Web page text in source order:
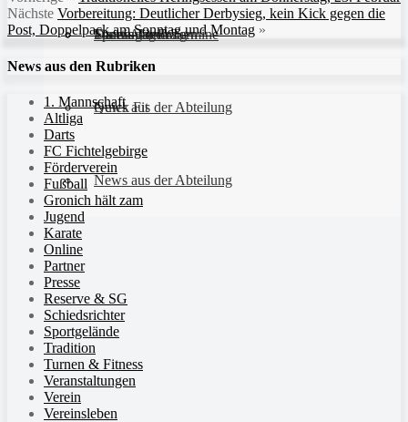
Sportanlagen
Training und Termine
Fitness für Frauen
Quick Fit
News aus der Abteilung
Darts-Abteilung
News aus der Abteilung
Nächste Vorbereitung: Deutlicher Derbysieg, kein Kick gegen die
Post, Doppelpack am Sonntag und Montag »
News aus den Rubriken
1. Mannschaft
Altliga
Darts
FC Fichtelgebirge
Förderverein
Fußball
Gronich hält zam
Jugend
Karate
Online
Partner
Presse
Reserve & SG
Schiedsrichter
Sportgelände
Tradition
Turnen & Fitness
Veranstaltungen
Verein
Vereinsleben